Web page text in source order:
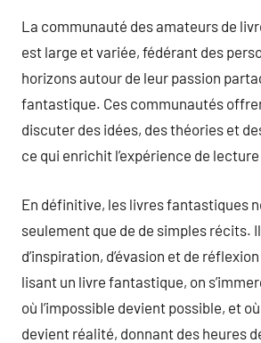
La communauté des amateurs de
est large et variée, fédérant des
horizons autour de leur passion
fantastique. Ces communautés
discuter des idées, des théories et
ce qui enrichit l’expérience de
En définitive, les livres fantastiques
seulement que de de simples récits.
d’inspiration, d’évasion et de
lisant un livre fantastique, on
où l’impossible devient possible, et
devient réalité, donnant des heures